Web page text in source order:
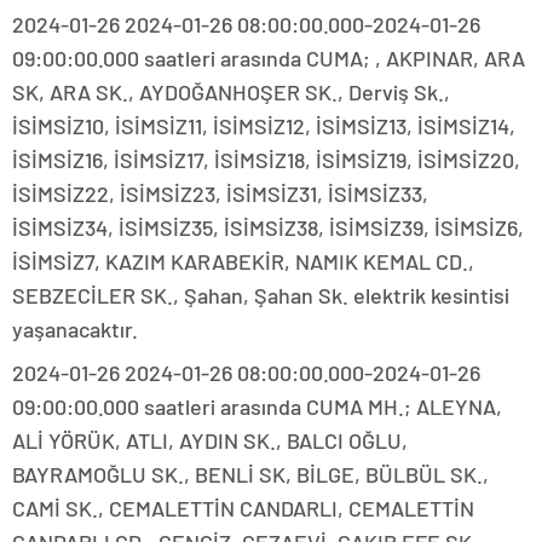
2024-01-26 2024-01-26 08:00:00.000-2024-01-26
09:00:00.000 saatleri arasında CUMA; , AKPINAR, ARA
SK, ARA SK., AYDOĞANHOŞER SK., Derviş Sk.,
İSİMSİZ10, İSİMSİZ11, İSİMSİZ12, İSİMSİZ13, İSİMSİZ14,
İSİMSİZ16, İSİMSİZ17, İSİMSİZ18, İSİMSİZ19, İSİMSİZ20,
İSİMSİZ22, İSİMSİZ23, İSİMSİZ31, İSİMSİZ33,
İSİMSİZ34, İSİMSİZ35, İSİMSİZ38, İSİMSİZ39, İSİMSİZ6,
İSİMSİZ7, KAZIM KARABEKİR, NAMIK KEMAL CD.,
SEBZECİLER SK., Şahan, Şahan Sk. elektrik kesintisi
yaşanacaktır.
2024-01-26 2024-01-26 08:00:00.000-2024-01-26
09:00:00.000 saatleri arasında CUMA MH.; ALEYNA,
ALİ YÖRÜK, ATLI, AYDIN SK., BALCI OĞLU,
BAYRAMOĞLU SK., BENLİ SK, BİLGE, BÜLBÜL SK.,
CAMİ SK., CEMALETTİN CANDARLI, CEMALETTİN